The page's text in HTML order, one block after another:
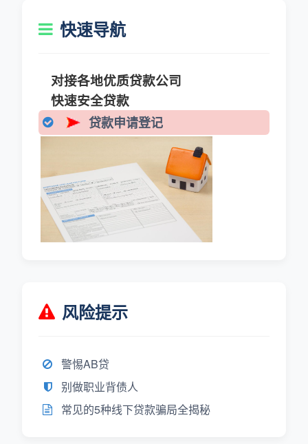
快速导航
对接各地优质贷款公司
快速安全贷款
贷款申请登记
风险提示
警惕AB贷
别做职业背债人
常见的5种线下贷款骗局全揭秘